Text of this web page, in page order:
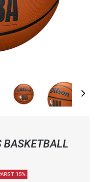
BASKETBALL
15%